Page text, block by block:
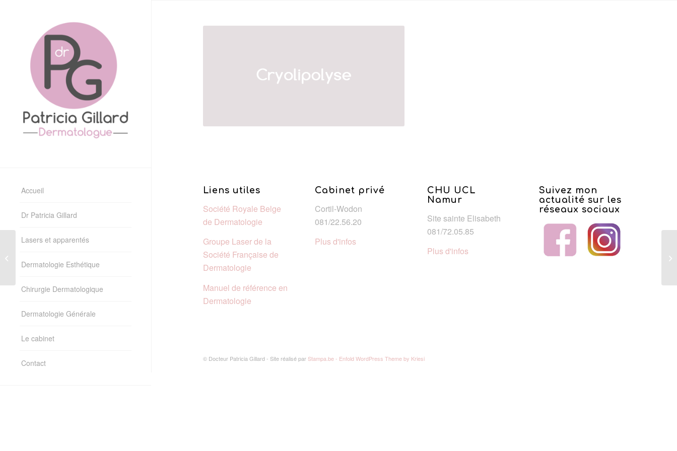
Accueil
Dr Patricia Gillard
Lasers et apparentés
Dermatologie Esthétique
Chirurgie Dermatologique
Dermatologie Générale
Le cabinet
Contact
Liens utiles
Société Royale Belge
de Dermatologie
Groupe Laser de la
Société Française de
Dermatologie
Manuel de référence en
Dermatologie
Cabinet privé
Cortil-Wodon
081/22.56.20
Plus d'infos
CHU UCL
Namur
Site sainte Elisabeth
081/72.05.85
Plus d'infos
Suivez mon
actualité sur les
réseaux sociaux
© Docteur Patricia Gillard - Site réalisé par Stampa.be - Enfold WordPress Theme by Kriesi